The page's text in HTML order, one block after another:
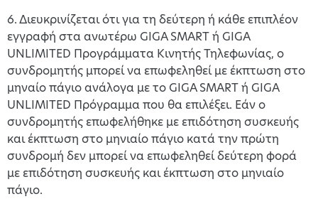
6. Διευκρινίζεται ότι για τη δεύτερη ή κάθε επιπλέον
εγγραφή στα ανωτέρω GIGA SMART ή GIGA
UNLIMITED Προγράμματα Κινητής Τηλεφωνίας, ο
συνδρομητής μπορεί να επωφεληθεί με έκπτωση στο
μηναίο πάγιο ανάλογα με το GIGA SMART ή GIGA
UNLIMITED Πρόγραμμα που θα επιλέξει. Εάν ο
συνδρομητής επωφελήθηκε με επιδότηση συσκευής
και έκπτωση στο μηνιαίο πάγιο κατά την πρώτη
συνδρομή δεν μπορεί να επωφεληθεί δεύτερη φορά
με επιδότηση συσκευής και έκπτωση στο μηνιαίο
πάγιο.